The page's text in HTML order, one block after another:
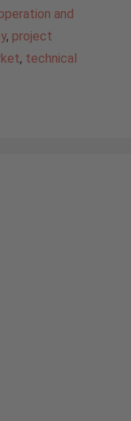
and
, project
, technical